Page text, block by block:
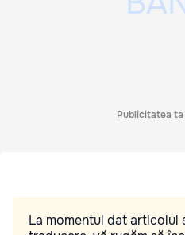
Publicitatea
La momentul dat articolul